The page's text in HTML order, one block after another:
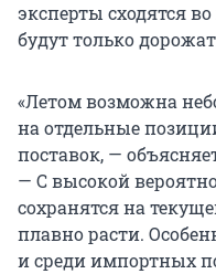
эксперты сходятся
будут только
«Летом возможна
на отдельные
поставок, —
— С высокой
сохранятся на
плавно расти.
и среди импортных